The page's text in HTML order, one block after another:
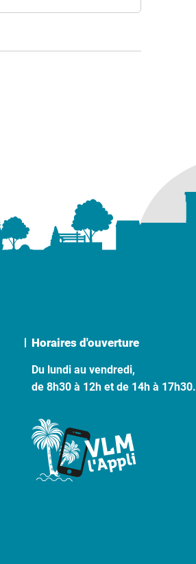
Horaires d'ouverture
Du lundi au vendredi,
de 8h30 à 12h et de 14h à 17h30.